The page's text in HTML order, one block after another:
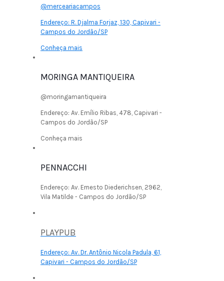
@merceariacampos
Endereço: R. Djalma Forjaz, 130, Capivari -
Campos do Jordão/SP
Conheça mais
MORINGA MANTIQUEIRA
@moringamantiqueira
Endereço: Av. Emílio Ribas, 478, Capivari -
Campos do Jordão/SP
Conheça mais
PENNACCHI
Endereço: Av. Ernesto Diederichsen, 2962,
Vila Matilde - Campos do Jordão/SP
PLAYPUB
Endereço: Av. Dr. Antônio Nicola Padula, 61,
Capivari - Campos do Jordão/SP